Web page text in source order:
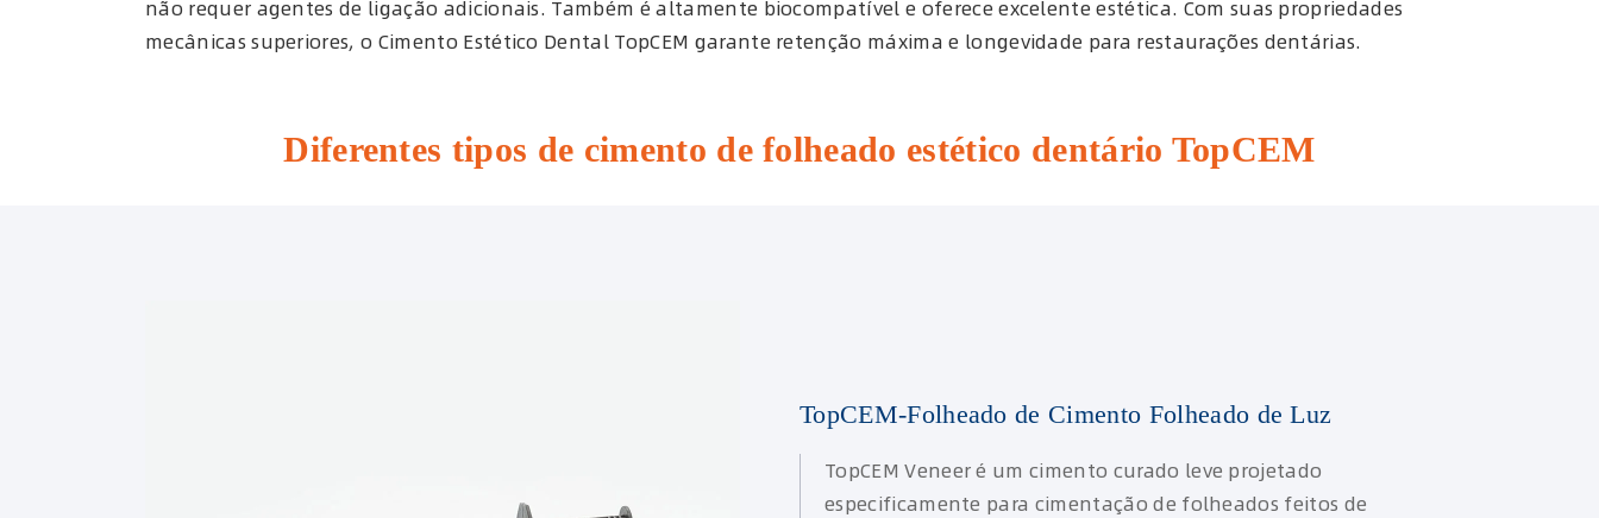
não requer agentes de ligação adicionais. Também é altamente biocompatível e oferece excelente estética. Com suas propriedades
mecânicas superiores, o Cimento Estético Dental TopCEM garante retenção máxima e longevidade para restaurações dentárias.
Diferentes tipos de cimento de folheado estético dentário TopCEM
TopCEM-Folheado de Cimento Folheado de Luz
TopCEM Veneer é um cimento curado leve projetado
especificamente para cimentação de folheados feitos de